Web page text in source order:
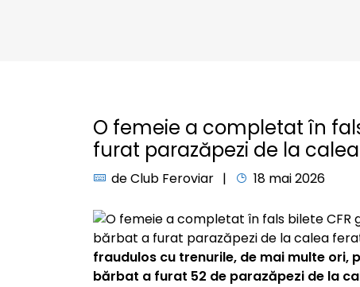
O femeie a completat în
furat parazăpezi de la
deClub Feroviar 18 mai 2026
fraudulos cu trenurile, de mai multe ori,
bărbat a furat 52 de parazăpezi de la